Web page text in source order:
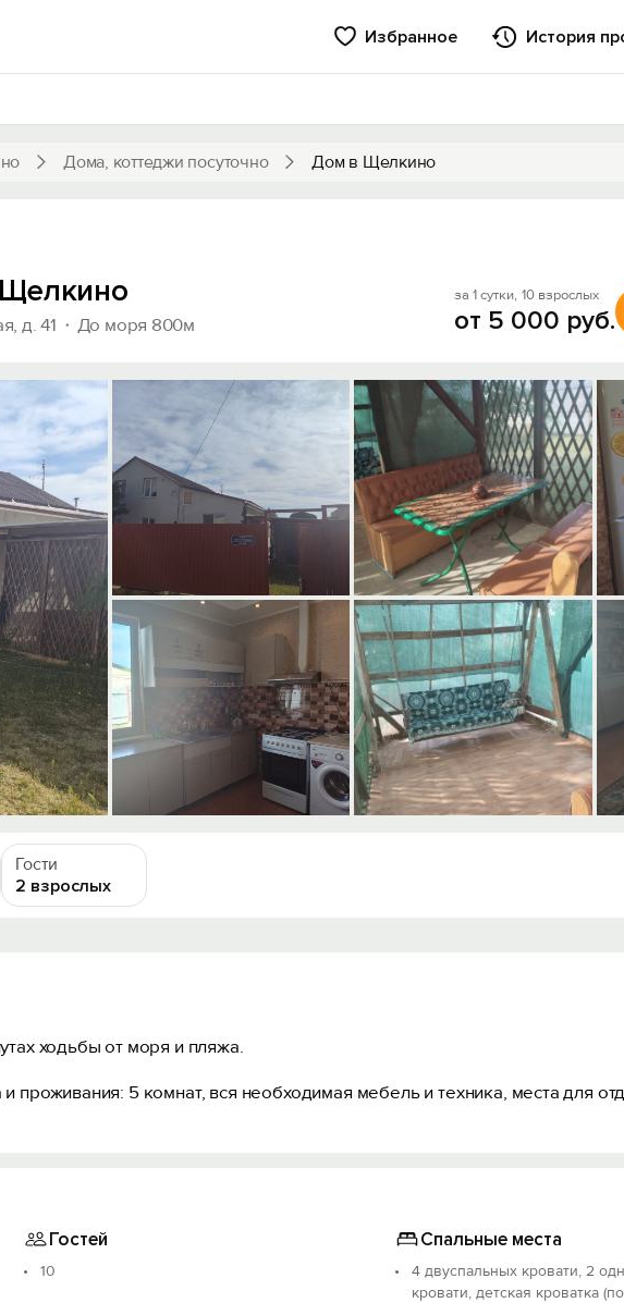
Избранное История
Дома, коттеджи посуточно Дом в Щелкино
д. 41 До моря 800м
за 1 сутки, 10 взрослых
от 5 000 руб.
Гости
2 взрослых
ходьбы от моря и пляжа.
проживания: 5 комнат, вся необходимая мебель и техника, места для
Гостей
10
Спальные места
4 двуспальных кровати, 2
кровати, детская кроватка